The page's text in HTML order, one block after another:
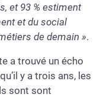
et 93 % estiment
et du social
de demain ».
a trouvé un écho
y a trois ans, les
sont sont